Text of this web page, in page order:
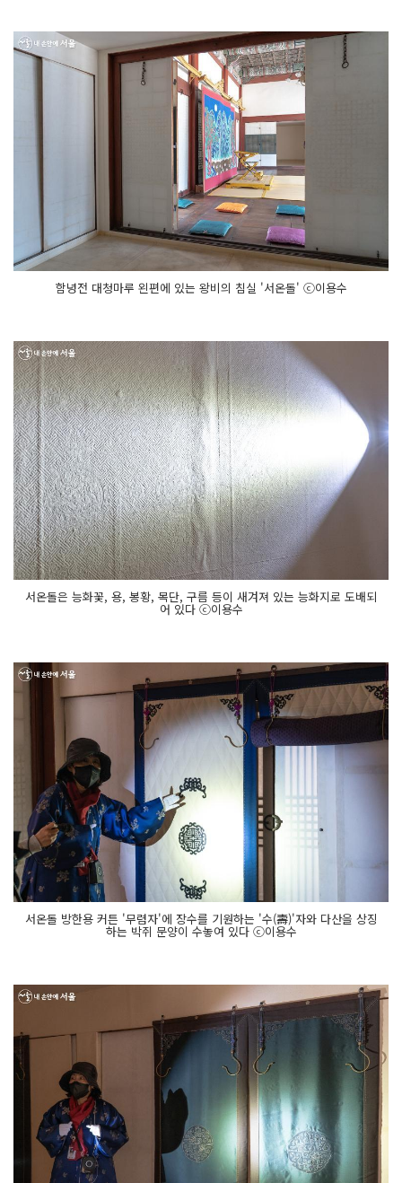
함녕전 대청마루 왼편에 있는 왕비의 침실 '서온돌' ⓒ이용수
서온돌은 능화꽃, 용, 봉황, 목단, 구름 등이 새겨져 있는 능화지로 도배되
어 있다 ⓒ이용수
서온돌 방한용 커튼 '무렴자'에 장수를 기원하는 '수(壽)'자와 다산을 상징
하는 박쥐 문양이 수놓여 있다 ⓒ이용수